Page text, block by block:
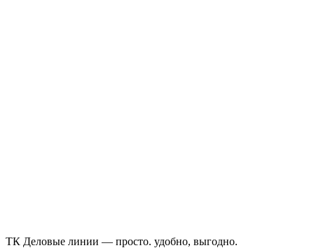
ТК Деловые линии — просто. удобно, выгодно.